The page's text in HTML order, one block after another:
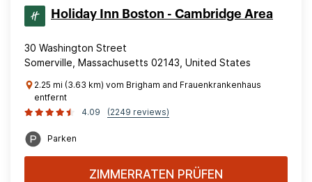
Holiday Inn Boston - Cambridge Area
30 Washington Street
Somerville, Massachusetts 02143, United States
2.25 mi (3.63 km) vom Brigham and Frauenkrankenhaus
entfernt
4.09
(2249 reviews)
Parken
ZIMMERRATEN PRÜFEN